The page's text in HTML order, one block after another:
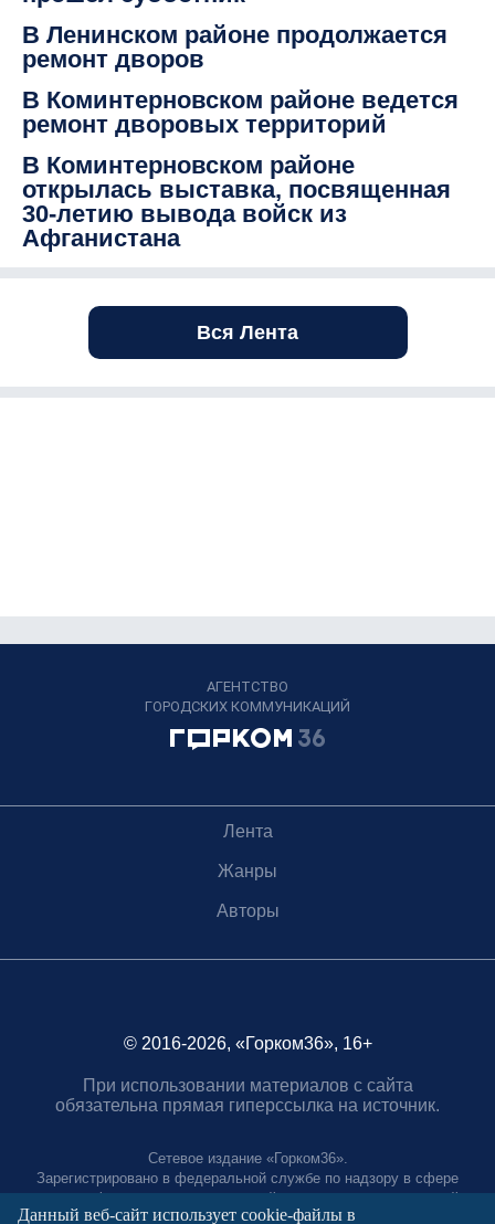
В Ленинском районе продолжается
ремонт дворов
В Коминтерновском районе ведется
ремонт дворовых территорий
В Коминтерновском районе
открылась выставка, посвященная
30-летию вывода войск из
Афганистана
Вся Лента
АГЕНТСТВО
ГОРОДСКИХ КОММУНИКАЦИЙ
Лента
Жанры
Авторы
© 2016-2026, «Горком36», 16+
При использовании материалов с сайта
обязательна прямая гиперссылка на источник.
Сетевое издание «Горком36».
Зарегистрировано в федеральной службе по надзору в сфере
связи, информационных технологий и массовых коммуникаций.
Регистрационный номер ЭЛ № ФС77-88966 от 21 января 2025 г.
Данный веб-сайт использует cookie-файлы в